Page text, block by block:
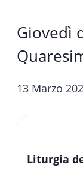
Giovedì
13 Marzo
Liturgia